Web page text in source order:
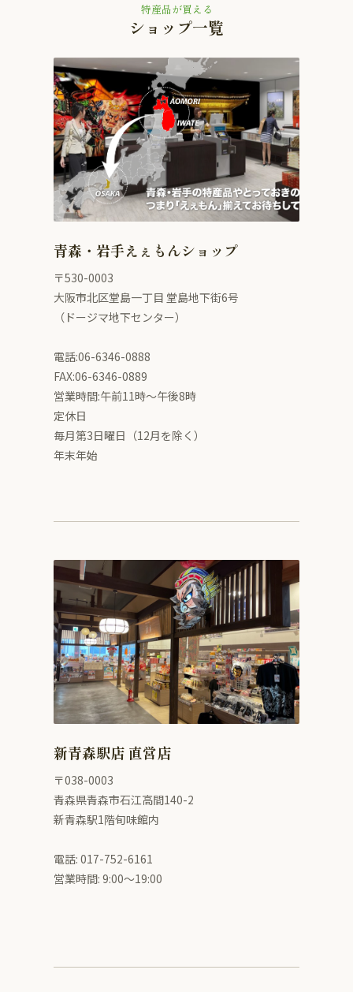
特産品が買える
ショップ一覧
青森・岩手えぇもんショップ
〒530-0003
大阪市北区堂島一丁目 堂島地下街6号
（ドージマ地下センター）
電話:06-6346-0888
FAX:06-6346-0889
営業時間:午前11時～午後8時
定休日
毎月第3日曜日（12月を除く）
年末年始
新青森駅店 直営店
〒038-0003
青森県青森市石江高間140-2
新青森駅1階旬味館内
電話: 017-752-6161
営業時間: 9:00〜19:00